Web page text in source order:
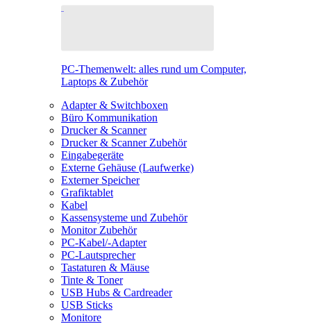
PC-Themenwelt: alles rund um Computer,
Laptops & Zubehör
Adapter & Switchboxen
Büro Kommunikation
Drucker & Scanner
Drucker & Scanner Zubehör
Eingabegeräte
Externe Gehäuse (Laufwerke)
Externer Speicher
Grafiktablet
Kabel
Kassensysteme und Zubehör
Monitor Zubehör
PC-Kabel/-Adapter
PC-Lautsprecher
Tastaturen & Mäuse
Tinte & Toner
USB Hubs & Cardreader
USB Sticks
Monitore